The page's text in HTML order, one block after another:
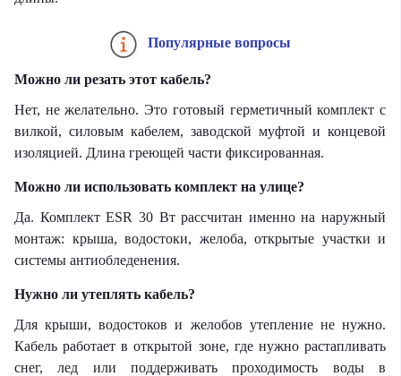
Популярные вопросы
Можно ли резать этот кабель?
Нет, не желательно. Это готовый герметичный комплект с
вилкой, силовым кабелем, заводской муфтой и концевой
изоляцией. Длина греющей части фиксированная.
Можно ли использовать комплект на улице?
Да. Комплект ESR 30 Вт рассчитан именно на наружный
монтаж: крыша, водостоки, желоба, открытые участки и
системы антиобледенения.
Нужно ли утеплять кабель?
Для крыши, водостоков и желобов утепление не нужно.
Кабель работает в открытой зоне, где нужно растапливать
снег, лед или поддерживать проходимость воды в